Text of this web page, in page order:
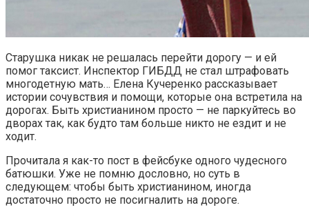
Старушка никак не решалась перейти дорогу — и ей
помог таксист. Инспектор ГИБДД не стал штрафовать
многодетную мать… Елена Кучеренко рассказывает
истории сочувствия и помощи, которые она встретила на
дорогах. Быть христианином просто — не паркуйтесь во
дворах так, как будто там больше никто не ездит и не
ходит.
Прочитала я как-то пост в фейсбуке одного чудесного
батюшки. Уже не помню дословно, но суть в
следующем: чтобы быть христианином, иногда
достаточно просто не посигналить на дороге.